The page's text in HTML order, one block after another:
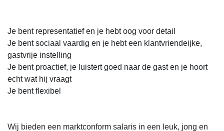
Je bent representatief en je hebt oog voor detail
Je bent sociaal vaardig en je hebt een klantvriendeijke,
gastvrije instelling
Je bent proactief, je luistert goed naar de gast en je hoort
echt wat hij vraagt
Je bent flexibel
Wij bieden een marktconform salaris in een leuk, jong en